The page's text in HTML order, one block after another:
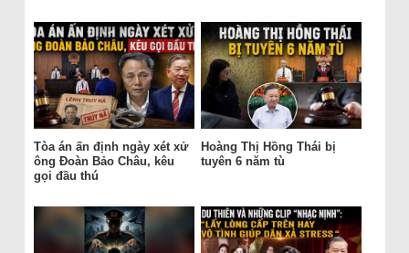
Tòa án ấn định ngày xét xử
ông Đoàn Bảo Châu, kêu
gọi đầu thú
Hoàng Thị Hồng Thái bị
tuyên 6 năm tù